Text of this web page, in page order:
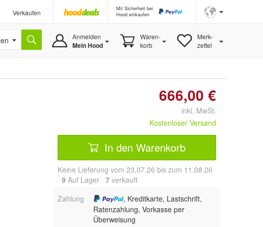
Verkaufen
Mit Sicherheit bei
Hood einkaufen
Anmelden
Mein Hood
Waren-
korb
Merk-
zettel
666,00 €
inkl. MwSt.
Kostenloser Versand
In den Warenkorb
Keine Lieferung vom 23.07.26 bis zum 11.08.26
9 Auf Lager 7 verkauft
Zahlung
, Kreditkarte, Lastschrift,
Ratenzahlung, Vorkasse per
Überweisung